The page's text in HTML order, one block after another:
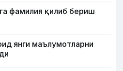
фамилия қилиб бериш
янги маълумотларни